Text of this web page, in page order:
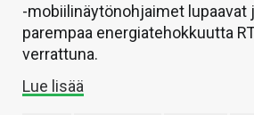
-mobiilinäytönohjaimet lupaavat
parempaa energiatehokkuutta
verrattuna.
Lue lisää